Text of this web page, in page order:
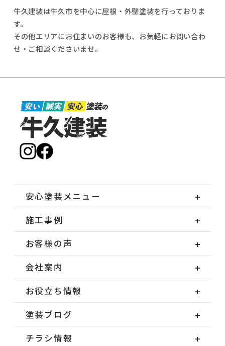
牛久建装は牛久市を中心に屋根・外壁塗装を行っておりま
す。
その他エリアにお住まいのお客様も、お気軽にお問い合わ
せ・ご相談くださいませ。
安心塗装メニュー
施工事例
お客様の声
会社案内
お役立ち情報
塗装ブログ
チラシ情報